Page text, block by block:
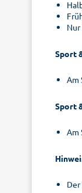
Sport
Am
Sport
Am